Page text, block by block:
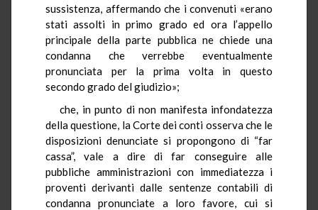
sussistenza, affermando che i convenuti «erano
stati assolti in primo grado ed ora l’appello
principale della parte pubblica ne chiede una
condanna che verrebbe eventualmente
pronunciata per la prima volta in questo
secondo grado del giudizio»;
che, in punto di non manifesta infondatezza
della questione, la Corte dei conti osserva che le
disposizioni denunciate si propongono di “far
cassa”, vale a dire di far conseguire alle
pubbliche amministrazioni con immediatezza i
proventi derivanti dalle sentenze contabili di
condanna pronunciate a loro favore, cui si